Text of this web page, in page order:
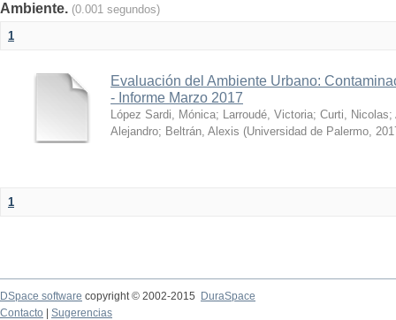
Ambiente. (0.001 segundos)
1
Evaluación del Ambiente Urbano:
- Informe Marzo 2017
López Sardi, Mónica; Larroudé, Victoria; Curti, Nicolas;
Alejandro; Beltrán, Alexis (Universidad de Palermo,
1
DSpace software copyright © 2002-2015
DuraSpace
Contacto
Sugerencias